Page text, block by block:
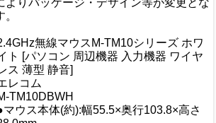
無線マウスM-TM10シリーズ ホワ
ト [パソコン 周辺機器 入力機器 ワイヤ
ス 薄型 静音]
レコム
TM10DBWH
マウス本体(約):幅55.5×奥行103.8×高さ